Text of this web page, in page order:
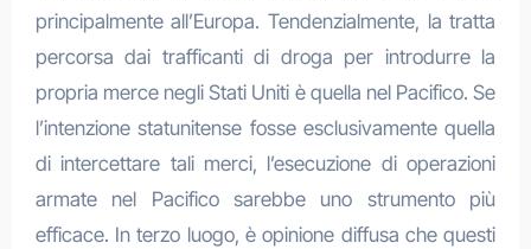
principalmente all’Europa. Tendenzialmente, la tratta
percorsa dai trafficanti di droga per introdurre la
propria merce negli Stati Uniti è quella nel Pacifico. Se
l’intenzione statunitense fosse esclusivamente quella
di intercettare tali merci, l’esecuzione di operazioni
armate nel Pacifico sarebbe uno strumento più
efficace. In terzo luogo, è opinione diffusa che questi